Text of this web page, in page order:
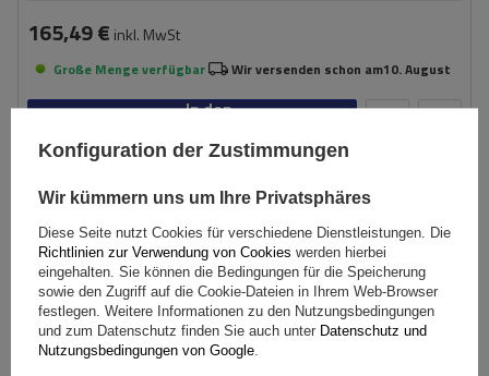
165,49 € inkl. MwSt
Große Menge verfügbar Wir versenden schon am10. August
In den
SONDERANGEBOT
Konfiguration der Zustimmungen
Wir kümmern uns um Ihre Privatsphäres
Diese Seite nutzt Cookies für verschiedene Dienstleistungen. Die
Richtlinien zur Verwendung von Cookies werden hierbei
eingehalten. Sie können die Bedingungen für die Speicherung
sowie den Zugriff auf die Cookie-Dateien in Ihrem Web-Browser
festlegen. Weitere Informationen zu den Nutzungsbedingungen
und zum Datenschutz finden Sie auch unter Datenschutz und
Nutzungsbedingungen von Google